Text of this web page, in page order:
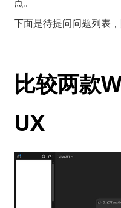
下面是待提问问题列表
比较两款
UX